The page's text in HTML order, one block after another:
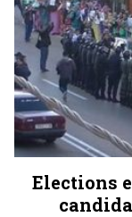
Elections